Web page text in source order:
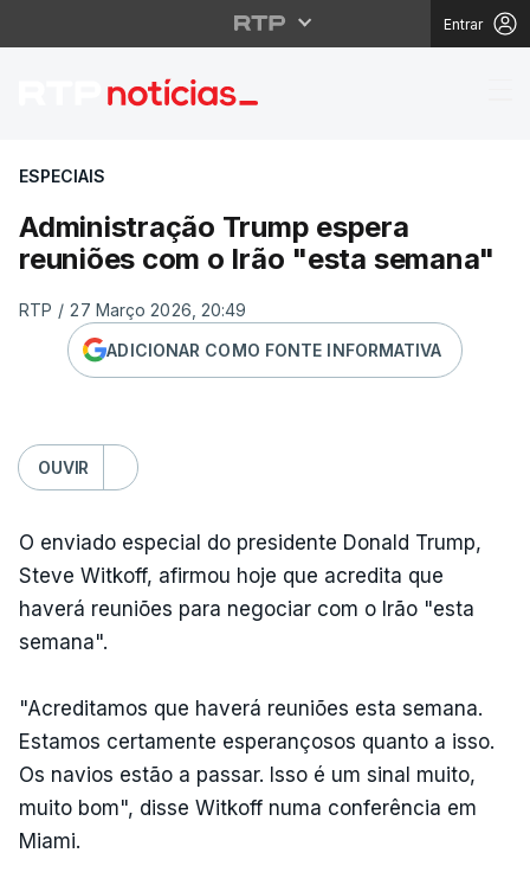
Entrar
Administração Trump
ESPECIAIS
Administração Trump espera
reuniões com o Irão "esta semana"
RTP / 27 Março 2026, 20:49
ADICIONAR COMO FONTE INFORMATIVA
OUVIR
O enviado especial do presidente Donald Trump,
Steve Witkoff, afirmou hoje que acredita que
haverá reuniões para negociar com o Irão "esta
semana".
"Acreditamos que haverá reuniões esta semana.
Estamos certamente esperançosos quanto a isso.
Os navios estão a passar. Isso é um sinal muito,
muito bom", disse Witkoff numa conferência em
Miami.